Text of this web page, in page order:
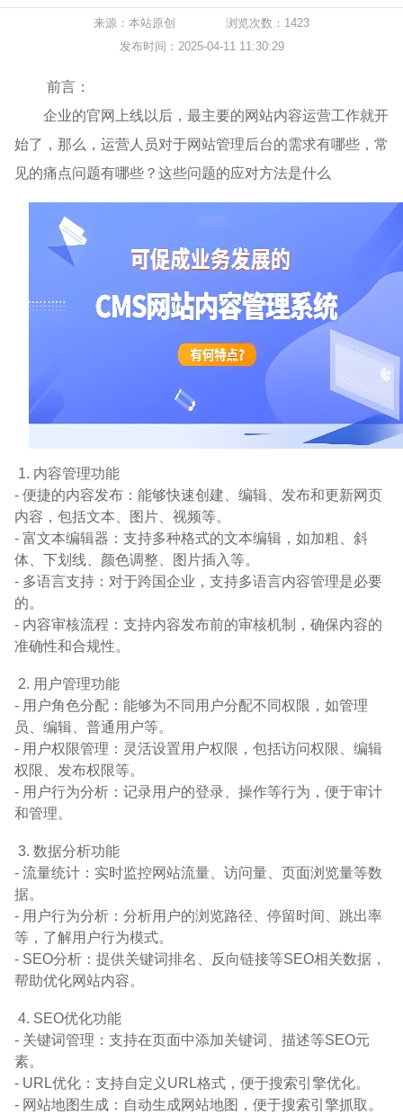
来源：本站原创
浏览次数：1423
发布时间：2025-04-11 11:30:29
前言：
企业的官网上线以后，最主要的网站内容运营工作就开
始了，那么，运营人员对于网站管理后台的需求有哪些，常
见的痛点问题有哪些？这些问题的应对方法是什么
1. 内容管理功能
- 便捷的内容发布：能够快速创建、编辑、发布和更新网页
内容，包括文本、图片、视频等。
- 富文本编辑器：支持多种格式的文本编辑，如加粗、斜
体、下划线、颜色调整、图片插入等。
- 多语言支持：对于跨国企业，支持多语言内容管理是必要
的。
- 内容审核流程：支持内容发布前的审核机制，确保内容的
准确性和合规性。
2. 用户管理功能
- 用户角色分配：能够为不同用户分配不同权限，如管理
员、编辑、普通用户等。
- 用户权限管理：灵活设置用户权限，包括访问权限、编辑
权限、发布权限等。
- 用户行为分析：记录用户的登录、操作等行为，便于审计
和管理。
3. 数据分析功能
- 流量统计：实时监控网站流量、访问量、页面浏览量等数
据。
- 用户行为分析：分析用户的浏览路径、停留时间、跳出率
等，了解用户行为模式。
- SEO分析：提供关键词排名、反向链接等SEO相关数据，
帮助优化网站内容。
4. SEO优化功能
- 关键词管理：支持在页面中添加关键词、描述等SEO元
素。
- URL优化：支持自定义URL格式，便于搜索引擎优化。
- 网站地图生成：自动生成网站地图，便于搜索引擎抓取。